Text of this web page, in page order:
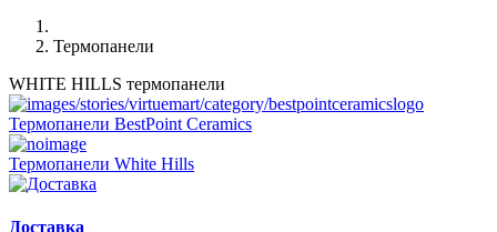
Термопанели
WHITE HILLS термопанели
Термопанели BestPoint Ceramics
Термопанели White Hills
Доставка